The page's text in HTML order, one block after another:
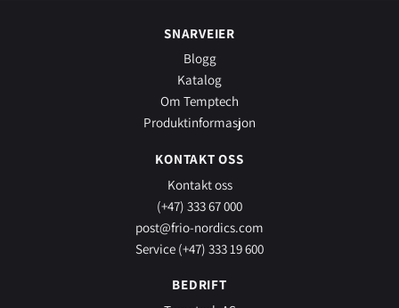
SNARVEIER
Blogg
Katalog
Om Temptech
Produktinformasjon
KONTAKT OSS
Kontakt oss
(+47) 333 67 000
post@frio-nordics.com
Service (+47) 333 19 600
BEDRIFT